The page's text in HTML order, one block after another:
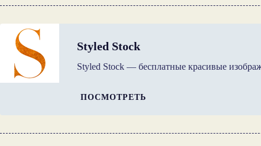
Styled Stock
Styled Stock — бесплатные красивые
ПОСМОТРЕТЬ